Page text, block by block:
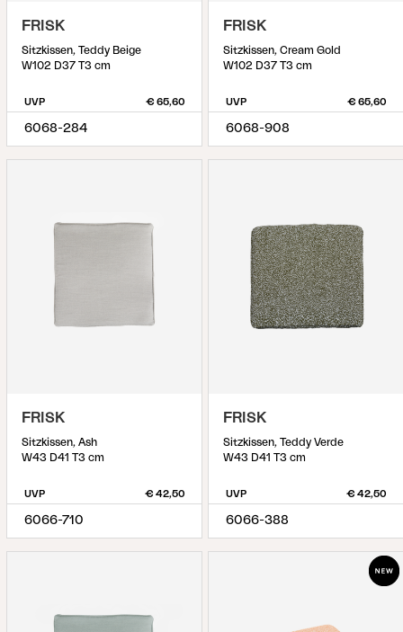
FRISK
Sitzkissen, Teddy Beige
W102 D37 T3 cm
UVP € 65,60
6068-284
FRISK
Sitzkissen, Cream Gold
W102 D37 T3 cm
UVP € 65,60
6068-908
FRISK
Sitzkissen, Ash
W43 D41 T3 cm
UVP € 42,50
6066-710
FRISK
Sitzkissen, Teddy Verde
W43 D41 T3 cm
UVP € 42,50
6066-388